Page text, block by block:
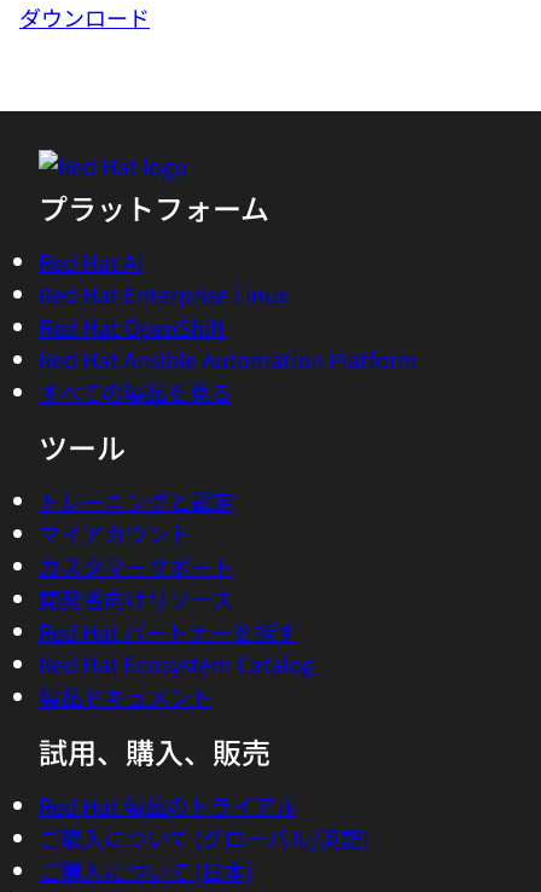
ダウンロード
プラットフォーム
Red Hat AI
Red Hat Enterprise Linux
Red Hat OpenShift
Red Hat Ansible Automation Platform
すべての製品を見る
ツール
トレーニングと認定
マイアカウント
カスタマーサポート
開発者向けリソース
Red Hat パートナーを探す
Red Hat Ecosystem Catalog
製品ドキュメント
試用、購入、販売
Red Hat 製品のトライアル
ご購入について (グローバル/英語)
ご購入について (日本)